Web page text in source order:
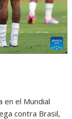
en el Mundial
contra Brasil,